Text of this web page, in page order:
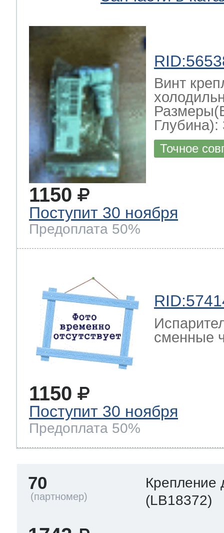
Винт
Глубина):
Точное
1150
Поступит 30 ноября
Предоплата 50%
сменные
1150
Поступит 30 ноября
Предоплата 50%
70
Крепление
(LB18372)